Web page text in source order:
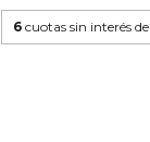
6 cuotas sin interés de